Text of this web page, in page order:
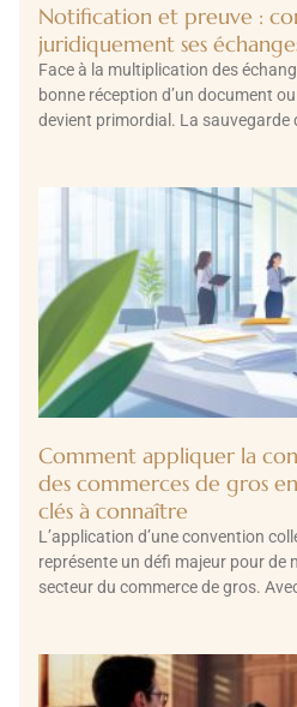
Notification et preuve :
juridiquement ses
Face à la multiplication des
bonne réception d’un document
devient primordial. La sauvegarde
Comment appliquer la
des commerces de gros
clés à connaître
L’application d’une convention
représente un défi majeur pour de
secteur du commerce de gros.